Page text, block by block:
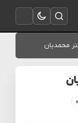
باز کردن منو
تغییر به حالت تاریک
جستجو
محمدیان